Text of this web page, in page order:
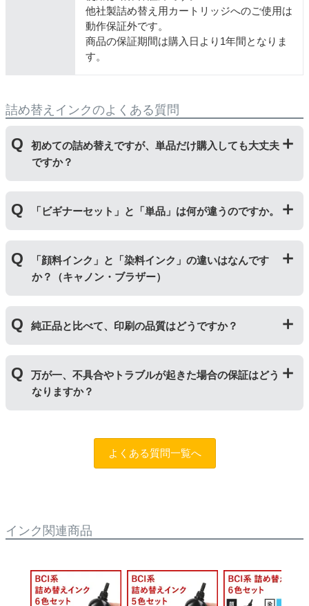
他社製詰め替え用カートリッジへのご使用は
動作保証外です。
商品の保証期間は購入日より1年間となりま
す。
詰め替えインクのよくある質問
初めての詰め替えですが、単品だけ購入しても大丈夫
ですか？
をご購入ください。ビギナーセットには説明書を同封し
ておりますのでご覧いただき、正しく作業を行ってくだ
さい。単品商品には、詰め替えに必要な道具や説明書な
どが入っておりません。
「ビギナーセット」と「単品」は何が違うのですか。
いています。「単品」には説明書や道具が付いておりま
せんので、リピーター様向けに販売しております。
「顔料インク」と「染料インク」の違いはなんです
か？（キャノン・ブラザー）
せます。紫外線に強いため色の劣化が少なく、耐水性に
優れているため印字のにじみが少ないのが特徴です。
「染料インク」はインクが紙の繊維質に浸透して発色し
ます。インクを重ね合わせて細かく色合いを表現でき、
発色の良い鮮やかな仕上がりになるため、写真印刷に向
純正品と比べて、印刷の品質はどうですか？
写真やディスク(CDやDVD)など光沢のある用紙への印刷
は色味が異なる場合がありますのでご注意ください。ま
た、純正品と比べると色あせや劣化が進みやすいため、
ご注意ください。
万が一、不具合やトラブルが起きた場合の保証はどう
なりますか？
問合フォーム ふたつの保証
おりますので、ご購入商品とご使用プリンタ―について
よくある質問一覧へ
インク関連商品